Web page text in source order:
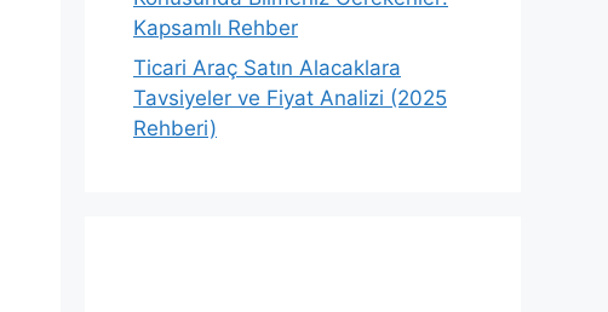
Kapsamlı Rehber
Ticari Araç Satın Alacaklara
Tavsiyeler ve Fiyat Analizi (2025
Rehberi)